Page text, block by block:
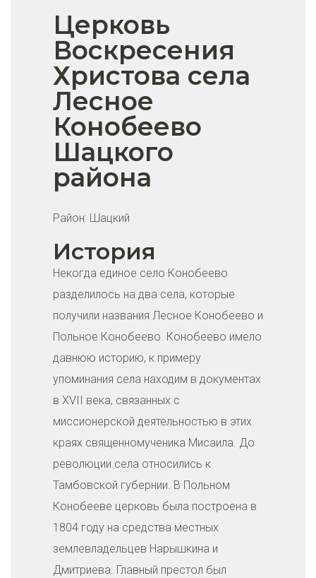
Церковь
Воскресения
Христова села
Лесное
Конобеево
Шацкого
района
Район: Шацкий
История
Некогда единое село Конобеево
разделилось на два села, которые
получили названия Лесное Конобеево и
Польное Конобеево. Конобеево имело
давнюю историю, к примеру
упоминания села находим в документах
в XVII века, связанных с
миссионерской деятельностью в этих
краях священномученика Мисаила. До
революции села относились к
Тамбовской губернии. В Польном
Конобееве церковь была построена в
1804 году на средства местных
землевладельцев Нарышкина и
Дмитриева. Главный престол был